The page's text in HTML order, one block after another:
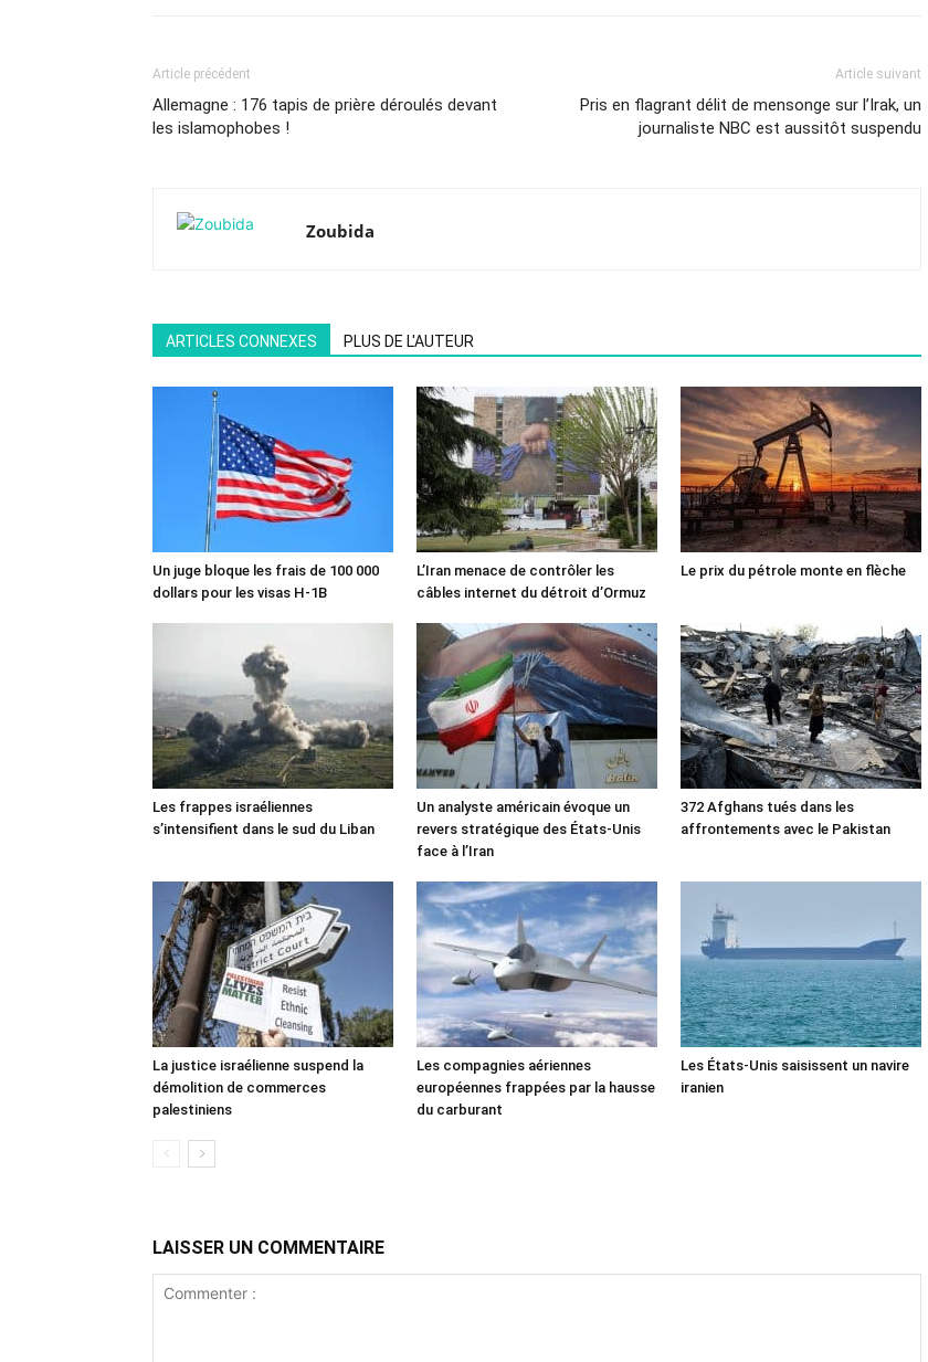
Article précédent
Allemagne : 176 tapis de prière déroulés devant
les islamophobes !
Article suivant
Pris en flagrant délit de mensonge sur l’Irak, un
journaliste NBC est aussitôt suspendu
Zoubida
ARTICLES CONNEXES PLUS DE L'AUTEUR
Un juge bloque les frais de 100 000
dollars pour les visas H-1B
L’Iran menace de contrôler les
câbles internet du détroit d’Ormuz
Le prix du pétrole monte en flèche
Les frappes israéliennes
s’intensifient dans le sud du Liban
Un analyste américain évoque un
revers stratégique des États-Unis
face à l’Iran
372 Afghans tués dans les
affrontements avec le Pakistan
La justice israélienne suspend la
démolition de commerces
palestiniens
Les compagnies aériennes
européennes frappées par la hausse
du carburant
Les États-Unis saisissent un navire
iranien
LAISSER UN COMMENTAIRE